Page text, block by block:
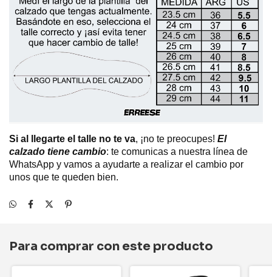
Si al llegarte el talle no te va, ¡no te preocupes! El
calzado tiene cambio: te comunicas a nuestra línea de
WhatsApp y vamos a ayudarte a realizar el cambio por
unos que te queden bien.
Para comprar con este producto